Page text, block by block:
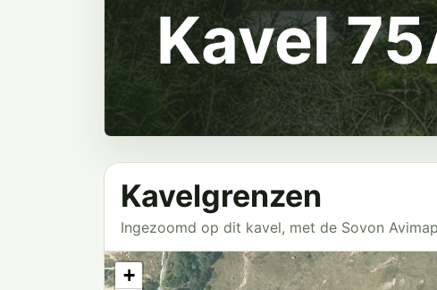
Kavel
Kavelgrenzen
Ingezoomd op dit kavel, met de Sovon
+